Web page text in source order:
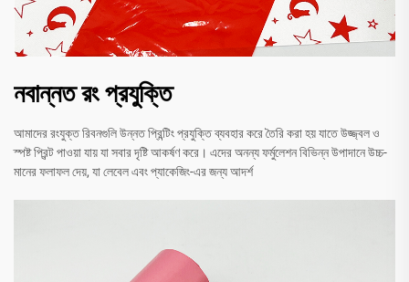
নবান্নত রং প্রযুক্তি
আমাদের রংযুক্ত রিবনগুলি উন্নত প্রিন্টিং প্রযুক্তি ব্যবহার করে তৈরি করা হয় যাতে উজ্জ্বল ও
স্পষ্ট প্রিন্ট পাওয়া যায় যা সবার দৃষ্টি আকর্ষণ করে। এদের অনন্য ফর্মুলেশন বিভিন্ন উপাদানে উচ্চ-
মানের ফলাফল দেয়, যা লেবেল এবং প্যাকেজিং-এর জন্য আদর্শ